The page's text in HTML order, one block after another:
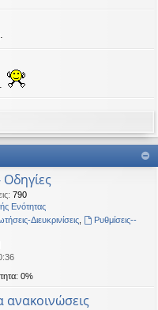
η
Ανάσταση.
: 790
Ενότητας
Διευκρινίσεις,
Ρυθμίσεις--
0%
ανακοινώσεις